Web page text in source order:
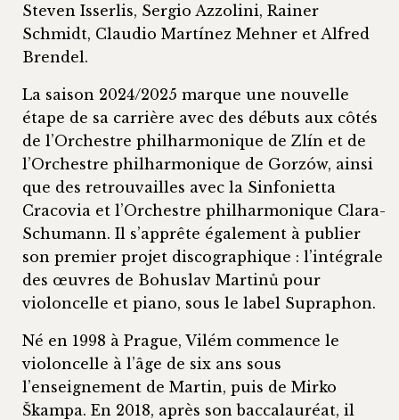
Steven Isserlis, Sergio Azzolini, Rainer
Schmidt, Claudio Martínez Mehner et Alfred
Brendel.
La saison 2024/2025 marque une nouvelle
étape de sa carrière avec des débuts aux côtés
de l’Orchestre philharmonique de Zlín et de
l’Orchestre philharmonique de Gorzów, ainsi
que des retrouvailles avec la Sinfonietta
Cracovia et l’Orchestre philharmonique Clara-
Schumann. Il s’apprête également à publier
son premier projet discographique : l’intégrale
des œuvres de Bohuslav Martinů pour
violoncelle et piano, sous le label Supraphon.
Né en 1998 à Prague, Vilém commence le
violoncelle à l’âge de six ans sous
l’enseignement de Martin, puis de Mirko
Škampa. En 2018, après son baccalauréat, il